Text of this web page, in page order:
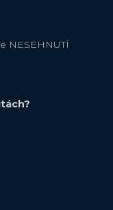
NESEHNUTÍ